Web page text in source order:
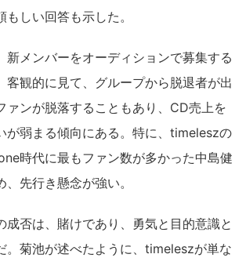
しい回答も示した。
新メンバーをオーディションで募集する
客観的に見て、グループから脱退者が出
ァンが脱落することもあり、CD売上を
が弱まる傾向にある。特に、timeleszの
時代に最もファン数が多かった中島健
先行き懸念が強い。
成否は、賭けであり、勇気と目的意識と
。菊池が述べたように、timeleszが単な